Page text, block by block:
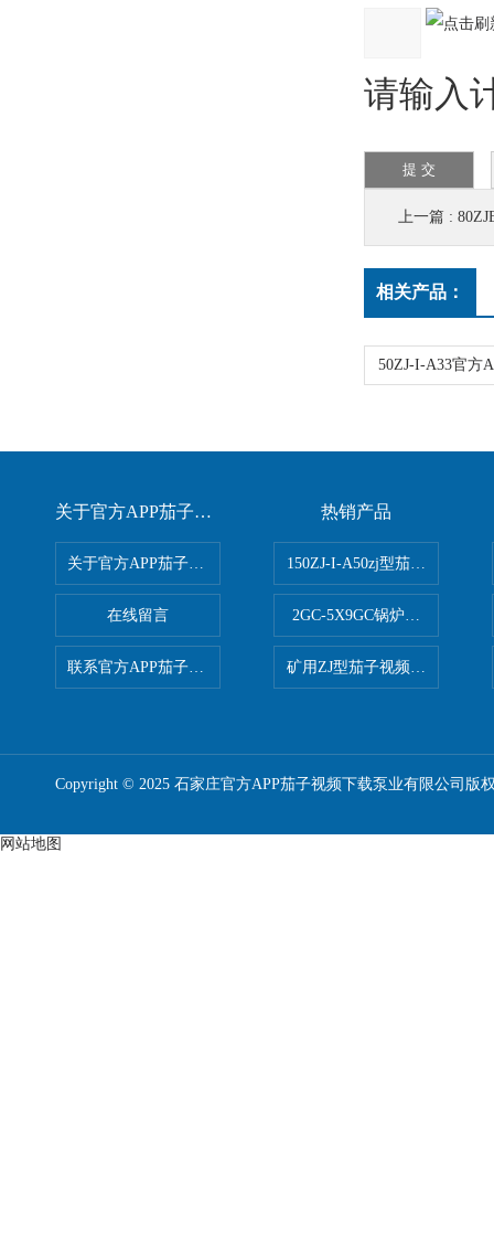
请输入计
上一篇 :
相关产品：
关于官方APP茄子视频下载
关于官方APP茄子视频下载
在线留言
联系官方APP茄子视频下载
热销产品
150ZJ-I-A50zj型茄子视频更懂
2GC-5X9GC锅炉给水泵 给水
矿用ZJ型茄子视频更懂你APP
Copyright © 2025 石家庄官方APP茄子视频下载泵业有限公司版
网站地图